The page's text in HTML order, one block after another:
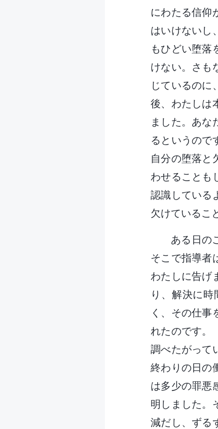
にわたる信仰
はいけないし
もひどい堕落
けない。さも
じているのに
後、わたしは
ました。あな
るというので
自分の堕落と
わせることも
認識している
欠けているこ
ある日の
そこで指導者
わたしに告げ
り、解決に
く、その仕事
れたのです。
調べたがって
終わりの日の
は多少の罪悪
明しました。
減だし、ずる